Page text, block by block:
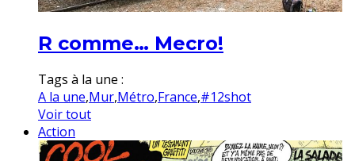
R comme… Mecro!
Tags à la une :
A la une,Mur,Métro,France,#12shot
Voir tout
Action